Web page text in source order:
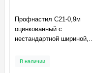
Профнастил C21-0,9м
оцинкованный с
нестандартной шириной,
В наличии